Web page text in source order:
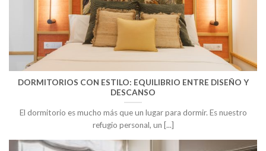
DORMITORIOS CON ESTILO: EQUILIBRIO ENTRE DISEÑO Y
DESCANSO
El dormitorio es mucho más que un lugar para dormir. Es nuestro
refugio personal, un [...]